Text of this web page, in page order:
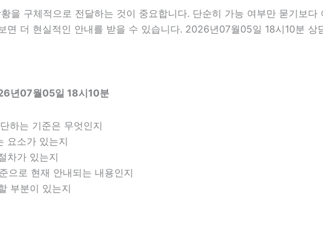
을 구체적으로 전달하는 것이 중요합니다. 단순히 가능 여부만 묻기보
면 더 현실적인 안내를 받을 수 있습니다. 2026년07월05일 18시10분
년07월05일 18시10분
하는 기준은 무엇인지
요소가 있는지
차가 있는지
으로 현재 안내되는 내용인지
부분이 있는지